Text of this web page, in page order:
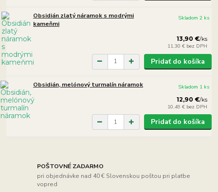
Obsidián zlatý náramok s modrými
kameňmi
13,90 €/ks
11,30 € bez DPH
Skladom 2 ks
Pridať do košíka
Obsidián, melónový turmalín náramok
12,90 €/ks
10,49 € bez DPH
Skladom 1 ks
Pridať do košíka
POŠTOVNÉ ZADARMO
pri objednávke nad 40 € Slovenskou poštou pri platbe
vopred